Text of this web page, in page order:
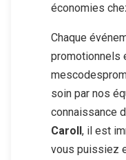
économies
Chaque
promotionnels
soin par nos
connaissance
Caroll, il est
vous puissiez